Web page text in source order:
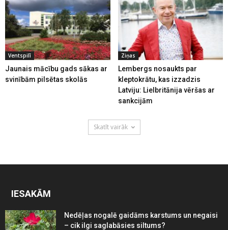
Ventspilī
Jaunais mācību gads sākas ar
svinībām pilsētas skolās
Ziņas
Lembergs nosaukts par
kleptokrātu, kas izzadzis
Latviju: Lielbritānija vēršas ar
sankcijām
Skatīt vairāk
IESAKĀM
Nedēļas nogalē gaidāms karstums un negaisi
– cik ilgi saglabāsies siltums?